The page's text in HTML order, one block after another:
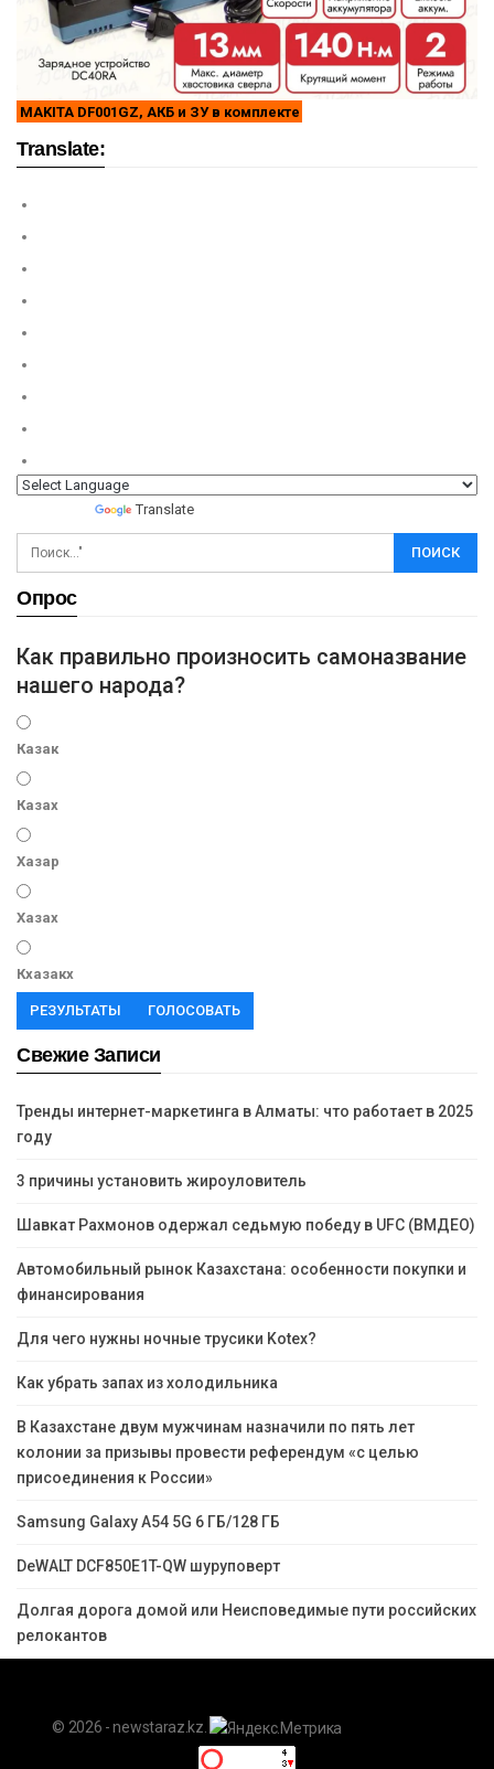
MAKITA DF001GZ, АКБ и ЗУ в комплекте
Translate:
Translate
Опрос
Как правильно произносить самоназвание
нашего народа?
Казак
Казах
Хазар
Хазах
Кхазакх
РЕЗУЛЬТАТЫ ГОЛОСОВАТЬ
Свежие Записи
Тренды интернет-маркетинга в Алматы: что работает в 2025
году
3 причины установить жироуловитель
Шавкат Рахмонов одержал седьмую победу в UFC (ВМДЕО)
Автомобильный рынок Казахстана: особенности покупки и
финансирования
Для чего нужны ночные трусики Kotex?
Как убрать запах из холодильника
В Казахстане двум мужчинам назначили по пять лет
колонии за призывы провести референдум «с целью
присоединения к России»
Samsung Galaxy A54 5G 6 ГБ/128 ГБ
DeWALT DCF850E1T-QW шуруповерт
Долгая дорога домой или Неисповедимые пути российских
релокантов
© 2026 - newstaraz.kz.